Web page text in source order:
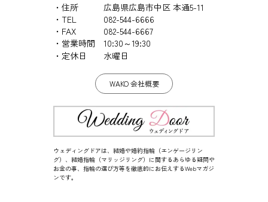
住所
広島県広島市中区 本通5-11
TEL
082-544-6666
FAX
082-544-6667
営業時間
10:30～19:30
定休日
水曜日
WAKO 会社概要
ウェディングドアは、結婚や婚約指輪（エンゲージリン
グ）、結婚指輪（マリッジリング）に関するあらゆる疑問や
お金の事、指輪の選び方等を徹底的にお伝えするWebマガジ
ンです。